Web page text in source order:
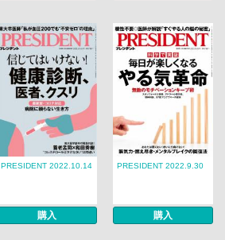
PRESIDENT 2022.10.14
購入
PRESIDENT 2022.9.30
購入